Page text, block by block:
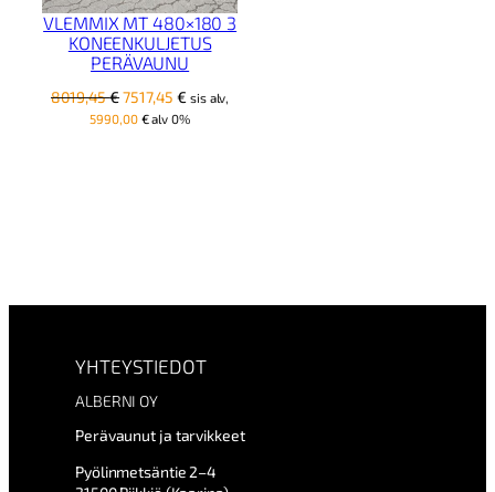
VLEMMIX MT 480×180 3
KONEENKULJETUS
PERÄVAUNU
8019,45€Alkuperäinen
hinta
7517,45€ Nykyinen
hinta
sis alv,
5990,00 €alv 0%
YHTEYSTIEDOT
ALBERNI OY
Perävaunut ja tarvikkeet
Pyölinmetsäntie 2–4